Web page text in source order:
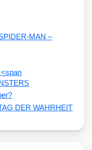
MAN –
DER WAHRHEIT